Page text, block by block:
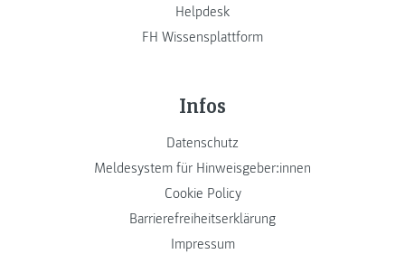
Helpdesk
FH Wissensplattform
Infos
Datenschutz
Meldesystem für Hinweisgeber:innen
Cookie Policy
Barrierefreiheitserklärung
Impressum